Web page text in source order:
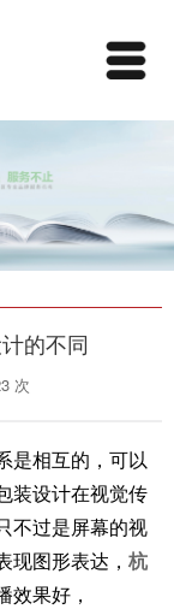
的不同
次
是相互的，可以
装设计在视觉传
不过是屏幕的视
现图形表达， 杭
效果好，